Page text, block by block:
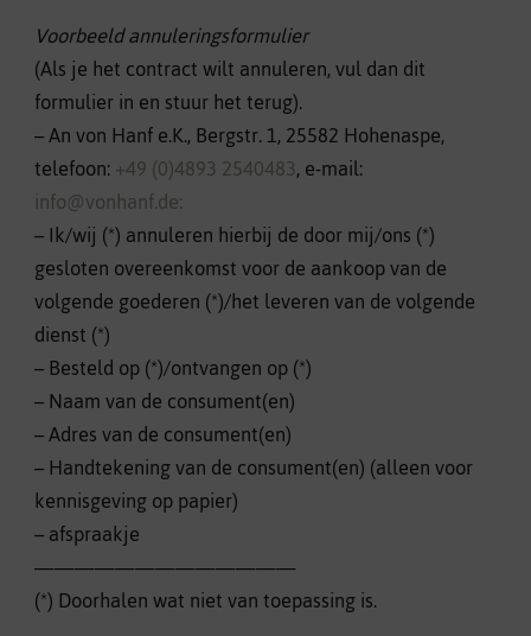
Voorbeeld annuleringsformulier
(Als je het contract wilt annuleren, vul dan dit
formulier in en stuur het terug).
– An von Hanf e.K., Bergstr. 1, 25582 Hohenaspe,
telefoon:+49 (0)4893 2540483, e-mail:
info@vonhanf.de:
– Ik/wij (*) annuleren hierbij de door mij/ons (*)
gesloten overeenkomst voor de aankoop van de
volgende goederen (*)/het leveren van de volgende
dienst (*)
– Besteld op (*)/ontvangen op (*)
– Naam van de consument(en)
– Adres van de consument(en)
– Handtekening van de consument(en) (alleen voor
kennisgeving op papier)
– afspraakje
—————————————
(*) Doorhalen wat niet van toepassing is.